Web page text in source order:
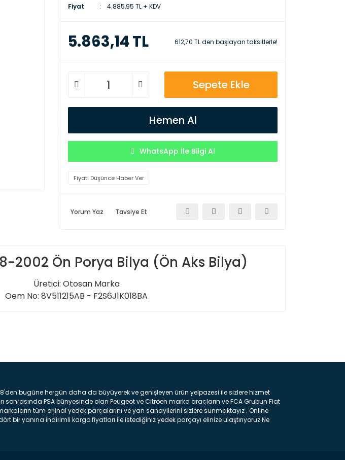
Fiyat 4.885,95 TL + KDV
5.863,14 TL 612,70 TL den başlayan taksitlerle!
Sepete Ekle
Hemen Al
WhatsApp İle Bilgi Al
Fiyatı Düşünce Haber Ver
Yorum Yaz Tavsiye Et
2002 Ön Porya Bilya (Ön Aks Bilya)
Üretici: Otosan Marka
Oem No: 8V511215AB - F2S6J1K018BA
bugüne hergün daha da büyüyerek ve genişleyen ürün yelpazesi ile sizlere hizmet
sonrasında PSA bünyesinde olan Peugeot ve Citroen marka araçların ve FCA Grubun Fiat
tüm orjinal yedek parçalarını ve yan sanayilerini sizlere sunmaktayız . Online
bir yanına indirimli kargo fiyatları ile istediğiniz yedek parçayı elinize ulaştırıyoruz Ne
plastik darbe emici amacı ile yapılmış olan kaporta aksam parçasıdır. Çamurluk :